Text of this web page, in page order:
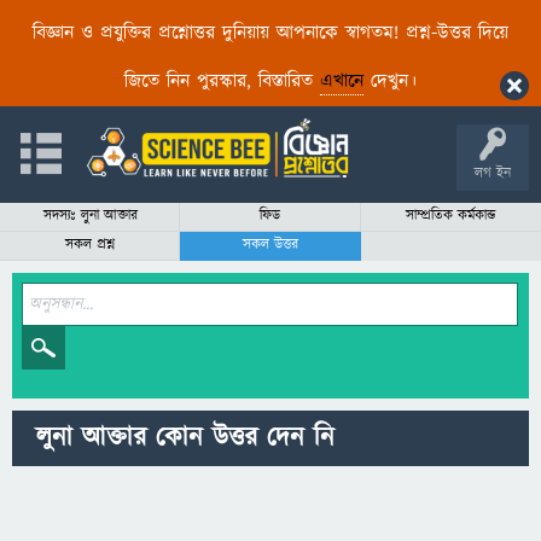
বিজ্ঞান ও প্রযুক্তির প্রশ্নোত্তর দুনিয়ায় আপনাকে স্বাগতম! প্রশ্ন-উত্তর দিয়ে
জিতে নিন পুরস্কার, বিস্তারিত এখানেদেখুন।
লগ ইন
সদস্যঃ লুনা আক্তার ফিড
সাম্প্রতিক কর্মকান্ড
সকল প্রশ্ন
সকল উত্তর
লুনা আক্তার কোন উত্তর দেন নি